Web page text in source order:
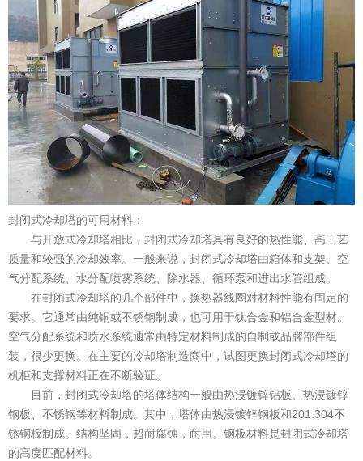
封闭式冷却塔的可用材料：
与开放式冷却塔相比，封闭式冷却塔具有良好的热性能、高工艺
质量和较强的冷却效率。一般来说，封闭式冷却塔由箱体和支架、空
气分配系统、水分配喷雾系统、除水器、循环泵和进出水管组成。
在封闭式冷却塔的几个部件中，换热器线圈对材料性能有固定的
要求。它通常由纯铜或不锈钢制成，也可用于钛合金和铝合金型材。
空气分配系统和喷水系统通常由特定材料制成的自制或品牌部件组
装，很少更换。在主要的冷却塔制造商中，试图更换封闭式冷却塔的
机柜和支撑材料正在不断验证。
目前，封闭式冷却塔的塔体结构一般由热浸镀锌铝板、热浸镀锌
钢板、不锈钢等材料制成。其中，塔体由热浸镀锌钢板和201.304不
锈钢板制成。结构坚固，超耐腐蚀，耐用。钢板材料是封闭式冷却塔
的高度匹配材料。